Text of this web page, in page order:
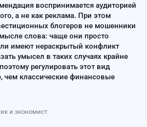
воспринимается аудиторией
а не как реклама. При этом
блогеров не мошенники
слова: чаще они просто
имеют нераскрытый конфликт
умысел в таких случаях крайне
регулировать этот вид
чем классические финансовые
и экономист